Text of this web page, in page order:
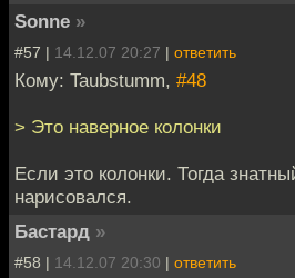
Sonne »
#57 | 14.12.07 20:27 | ответить
Кому: Taubstumm, #48
> Это наверное колонки
Если это колонки. Тогда
нарисовался.
Бастард »
#58 | 14.12.07 20:30 | ответить